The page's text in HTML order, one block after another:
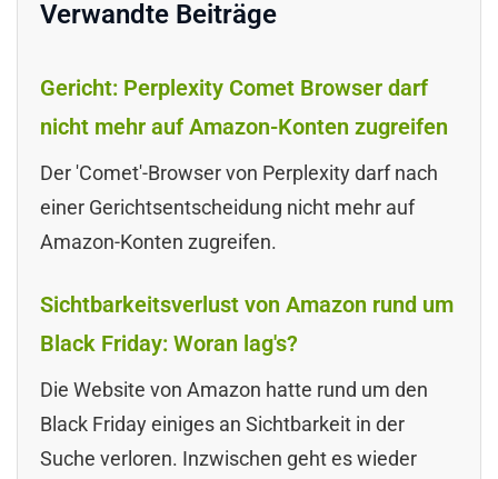
Verwandte Beiträge
Gericht: Perplexity Comet Browser darf
nicht mehr auf Amazon-Konten zugreifen
Der 'Comet'-Browser von Perplexity darf nach
einer Gerichtsentscheidung nicht mehr auf
Amazon-Konten zugreifen.
Sichtbarkeitsverlust von Amazon rund um
Black Friday: Woran lag's?
Die Website von Amazon hatte rund um den
Black Friday einiges an Sichtbarkeit in der
Suche verloren. Inzwischen geht es wieder